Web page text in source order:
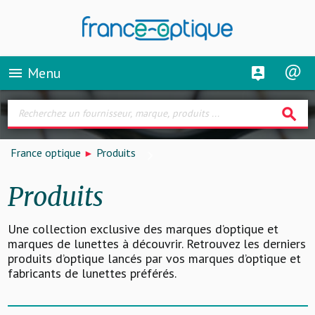
menu Menu
search
France optique Produits
Produits
Une collection exclusive des marques d’optique et
marques de lunettes à découvrir. Retrouvez les derniers
produits d’optique lancés par vos marques d’optique et
fabricants de lunettes préférés.